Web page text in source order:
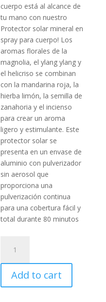
cuerpo está al alcance de
tu mano con nuestro
Protector solar mineral en
spray para cuerpo! Los
aromas florales de la
magnolia, el ylang ylang y
el helicriso se combinan
con la mandarina roja, la
hierba limón, la semilla de
zanahoria y el incienso
para crear un aroma
ligero y estimulante. Este
protector solar se
presenta en un envase de
aluminio con pulverizador
sin aerosol que
proporciona una
pulverización continua
para una cobertura fácil y
total durante 80 minutos
solar
mineral
spray
Add to cart